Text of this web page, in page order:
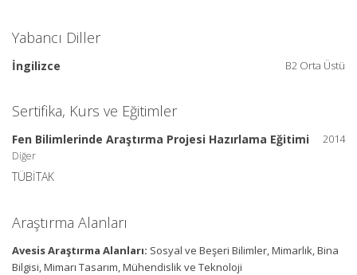
Yabancı Diller
B2 Orta Üstü
İngilizce
Sertifika, Kurs ve Eğitimler
2014
Fen Bilimlerinde Araştırma Projesi Hazırlama Eğitimi
Diğer
TÜBİTAK
Araştırma Alanları
Avesis Araştırma Alanları: Sosyal ve Beşeri Bilimler, Mimarlık, Bina
Bilgisi, Mimarı Tasarım, Mühendislik ve Teknoloji